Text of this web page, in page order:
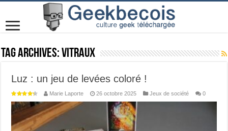
Tag Archives:vitraux
Luz : un jeu de levées coloré !
Marie Laporte 26 octobre 2025 Jeux de société 0